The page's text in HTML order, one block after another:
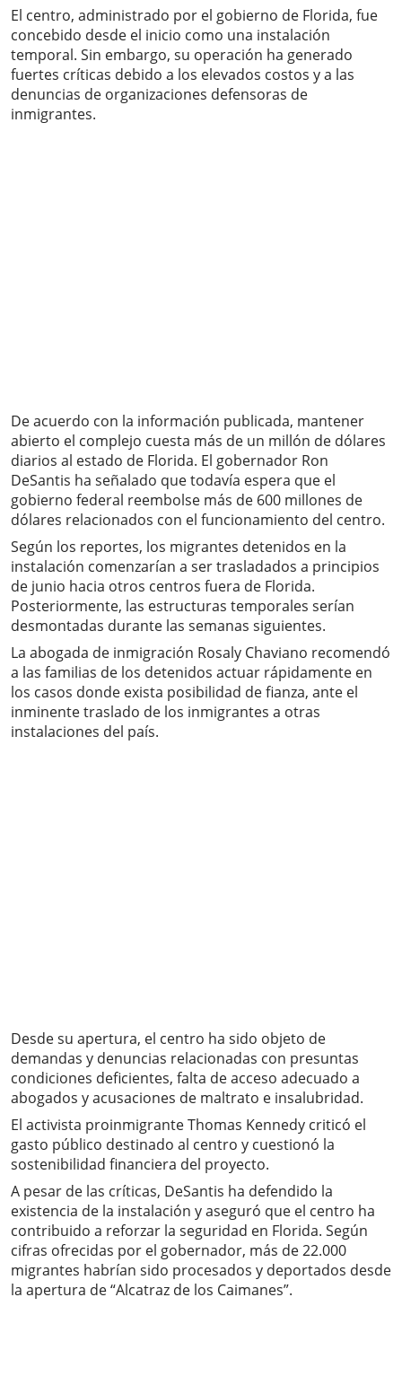
El centro, administrado por el gobierno de Florida, fue
concebido desde el inicio como una instalación
temporal. Sin embargo, su operación ha generado
fuertes críticas debido a los elevados costos y a las
denuncias de organizaciones defensoras de
inmigrantes.
De acuerdo con la información publicada, mantener
abierto el complejo cuesta más de un millón de dólares
diarios al estado de Florida. El gobernador Ron
DeSantis ha señalado que todavía espera que el
gobierno federal reembolse más de 600 millones de
dólares relacionados con el funcionamiento del centro.
Según los reportes, los migrantes detenidos en la
instalación comenzarían a ser trasladados a principios
de junio hacia otros centros fuera de Florida.
Posteriormente, las estructuras temporales serían
desmontadas durante las semanas siguientes.
La abogada de inmigración Rosaly Chaviano recomendó
a las familias de los detenidos actuar rápidamente en
los casos donde exista posibilidad de fianza, ante el
inminente traslado de los inmigrantes a otras
instalaciones del país.
Desde su apertura, el centro ha sido objeto de
demandas y denuncias relacionadas con presuntas
condiciones deficientes, falta de acceso adecuado a
abogados y acusaciones de maltrato e insalubridad.
El activista proinmigrante Thomas Kennedy criticó el
gasto público destinado al centro y cuestionó la
sostenibilidad financiera del proyecto.
A pesar de las críticas, DeSantis ha defendido la
existencia de la instalación y aseguró que el centro ha
contribuido a reforzar la seguridad en Florida. Según
cifras ofrecidas por el gobernador, más de 22.000
migrantes habrían sido procesados y deportados desde
la apertura de “Alcatraz de los Caimanes”.